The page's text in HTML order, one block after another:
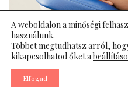
A weboldalon a minőségi
használunk.
Többet megtudhatsz arról,
kikapcsolhatod őket a
Elfogad